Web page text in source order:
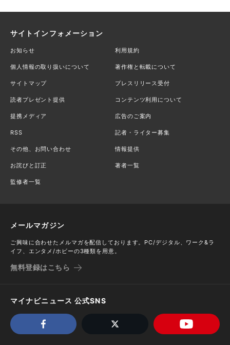
サイトインフォメーション
お知らせ 利用規約
個人情報の取り扱いについて 著作権と転載について
サイトマップ プレスリリース受付
読者プレゼント提供 コンテンツ利用について
提携メディア 広告のご案内
RSS 記者・ライター募集
その他、お問い合わせ 情報提供
お詫びと訂正 著者一覧
監修者一覧
メールマガジン
ご興味に合わせたメルマガを配信しております。PC/デジタル、ワーク&ラ
イフ、エンタメ/ホビーの3種類を用意。
無料登録はこちら
マイナビニュース 公式SNS